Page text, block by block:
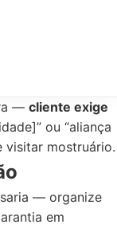
— cliente exige
ou “aliança
visitar mostruário.
— organize
em